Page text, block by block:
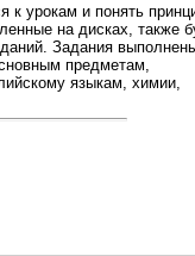
к урокам и понять
на дисках, также
Задания
предметам,
языкам, химии,